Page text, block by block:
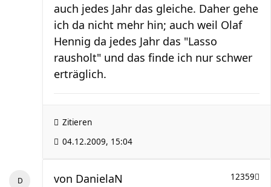
auch jedes Jahr das gleiche. Daher gehe
ich da nicht mehr hin; auch weil Olaf
Hennig da jedes Jahr das "Lasso
rausholt" und das finde ich nur schwer
erträglich.
Zitieren
04.12.2009, 15:04
12359
von DanielaN